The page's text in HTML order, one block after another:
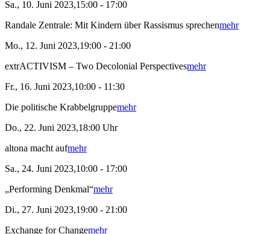
Sa., 10. Juni 2023,15:00 - 17:00
Randale Zentrale: Mit Kindern über Rassismus sprechenmehr
Mo., 12. Juni 2023,19:00 - 21:00
extrACTIVISM – Two Decolonial Perspectivesmehr
Fr., 16. Juni 2023,10:00 - 11:30
Die politische Krabbelgruppemehr
Do., 22. Juni 2023,18:00 Uhr
altona macht aufmehr
Sa., 24. Juni 2023,10:00 - 17:00
„Performing Denkmal“mehr
Di., 27. Juni 2023,19:00 - 21:00
Exchange for Changemehr